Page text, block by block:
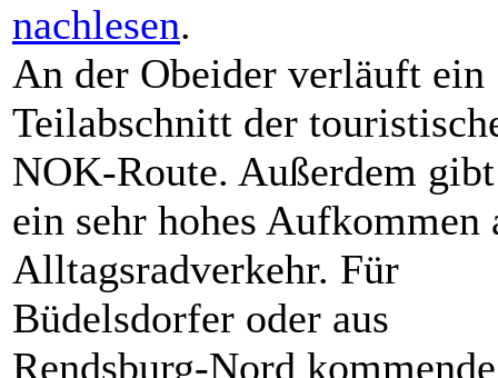
nachlesen.
An der Obeider verläuft ein
Teilabschnitt der
NOK-Route. Außerdem
ein sehr hohes Aufkommen
Alltagsradverkehr. Für
Büdelsdorfer oder aus
Rendsburg-Nord kommende